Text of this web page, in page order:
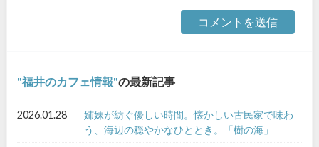
福井のカフェ情報 の最新記事
2026.01.28
姉妹が紡ぐ優しい時間。懐かしい古民家で味わ
う、海辺の穏やかなひととき。「樹の海」